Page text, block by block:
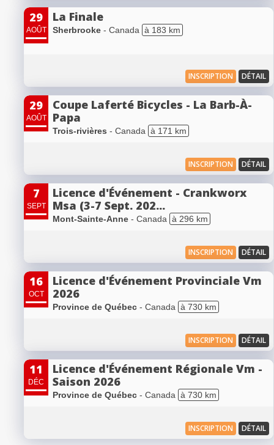
29
AOÛT
La Finale
Sherbrooke - Canada à 183 km
INSCRIPTION DÉTAIL
29
AOÛT
Coupe Laferté Bicycles - La Barb-À-
Papa
Trois-rivières - Canada à 171 km
INSCRIPTION DÉTAIL
7
SEPT
Licence d'Événement - Crankworx
Msa (3-7 Sept. 202...
Mont-Sainte-Anne - Canada à 296 km
INSCRIPTION DÉTAIL
16
OCT
Licence d'Événement Provinciale Vm
2026
Province de Québec - Canada à 730 km
INSCRIPTION DÉTAIL
11
DÉC
Licence d'Événement Régionale Vm -
Saison 2026
Province de Québec - Canada à 730 km
INSCRIPTION DÉTAIL